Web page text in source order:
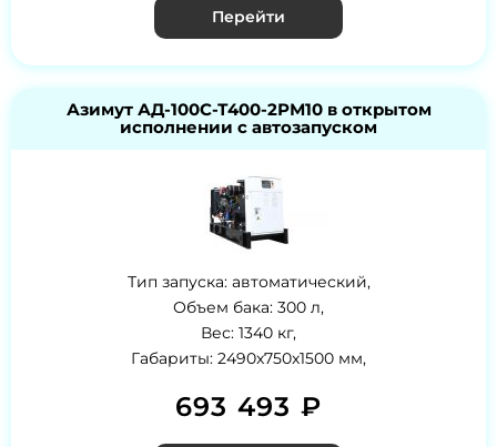
Перейти
Азимут АД-100С-Т400-2РМ10 в открытом
исполнении с автозапуском
Тип запуска: автоматический,
Объем бака: 300 л,
Вес: 1340 кг,
Габариты: 2490x750x1500 мм,
693 493 ₽